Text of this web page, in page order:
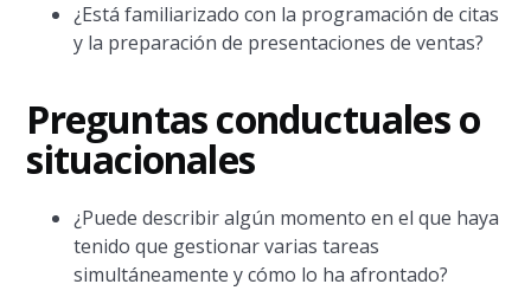
¿Está familiarizado con la programación de citas
y la preparación de presentaciones de ventas?
Preguntas conductuales o
situacionales
¿Puede describir algún momento en el que haya
tenido que gestionar varias tareas
simultáneamente y cómo lo ha afrontado?